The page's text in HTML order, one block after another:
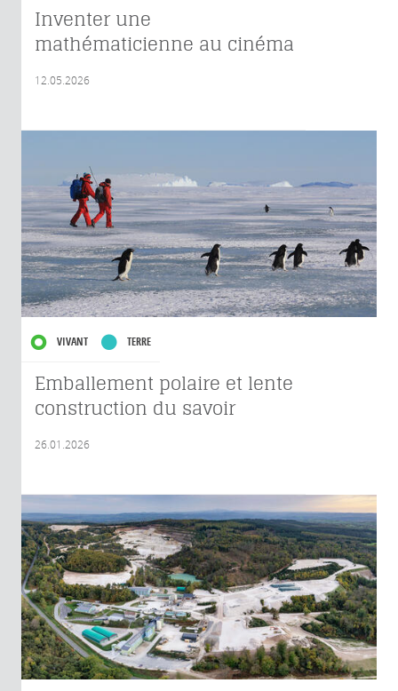
Inventer une
mathématicienne au cinéma
12.05.2026
VIVANT TERRE
Emballement polaire et lente
construction du savoir
26.01.2026